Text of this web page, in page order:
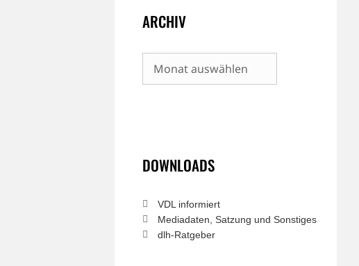
ARCHIV
Archiv
DOWNLOADS
VDL informiert
Mediadaten, Satzung und Sonstiges
dlh-Ratgeber